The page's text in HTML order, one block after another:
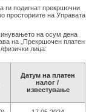
ги подигнат прекршочни
просториите на Управата
на осум дена
на „Прекршочен платен
физички лица:
Датум на платен
налог /
известување